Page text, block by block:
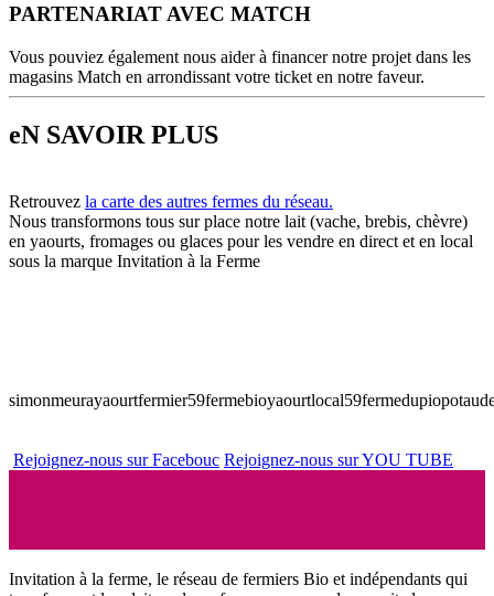
PARTENARIAT AVEC MATCH
Vous pouviez également nous aider à financer notre projet dans les
magasins Match en arrondissant votre ticket en notre faveur.
eN SAVOIR PLUS
Retrouvez la carte des autres fermes du réseau.
Nous transformons tous sur place notre lait (vache, brebis, chèvre)
en yaourts, fromages ou glaces pour les vendre en direct et en local
sous la marque Invitation à la Ferme
simonmeurayaourtfermier59fermebioyaourtlocal59fermedupiopot
Rejoignez-nous sur Facebouc Rejoignez-nous sur YOU TUBE
Invitation à la ferme, le réseau de fermiers Bio et indépendants qui